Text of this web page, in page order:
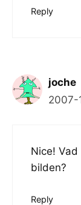
Reply
joche
2007-
Nice!
bilden?
Reply